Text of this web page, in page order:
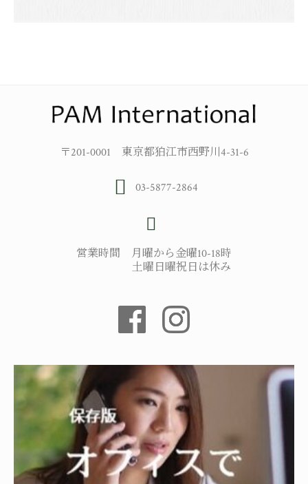
〒201-0001 東京都狛江市西野川4-31-6
03-5877-2864
営業時間 月曜から金曜10-18時
土曜日曜祝日は休み